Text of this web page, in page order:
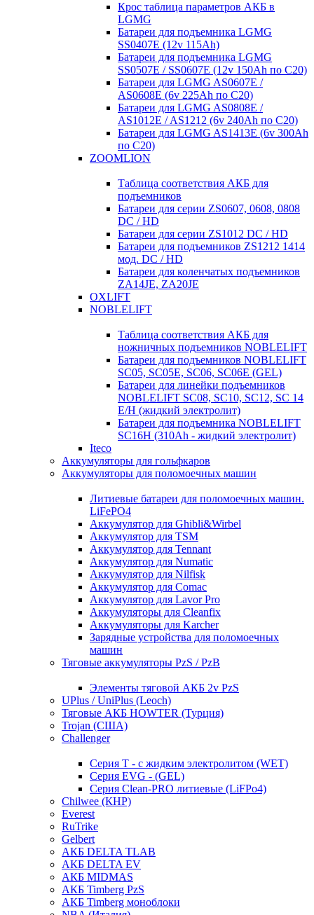
Крос таблица параметров АКБ в
LGMG
Батареи для подъемника LGMG
SS0407E (12v 115Ah)
Батареи для подъемника LGMG
SS0507E / SS0607E (12v 150Ah по С20)
Батареи для LGMG AS0607E /
AS0608E (6v 225Ah по С20)
Батареи для LGMG AS0808E /
AS1012E / AS1212 (6v 240Ah по С20)
Батареи для LGMG AS1413E (6v 300Ah
по С20)
ZOOMLION
Таблица соответствия АКБ для
подъемников
Батареи для серии ZS0607, 0608, 0808
DC / HD
Батареи для серии ZS1012 DC / HD
Батареи для подъемников ZS1212 1414
мод. DC / HD
Батареи для коленчатых подъемников
ZA14JE, ZA20JE
OXLIFT
NOBLELIFT
Таблица соответствия АКБ для
ножничных подъемников NOBLELIFT
Батареи для подъемников NOBLELIFT
SC05, SC05E, SC06, SC06E (GEL)
Батареи для линейки подъемников
NOBLELIFT SC08, SC10, SC12, SC 14
E/H (жидкий электролит)
Батареи для подъемника NOBLELIFT
SC16H (310Ah - жидкий электролит)
Iteco
Аккумуляторы для гольфкаров
Аккумуляторы для поломоечных машин
Литиевые батареи для поломоечных машин.
LiFePO4
Аккумулятор для Ghibli&Wirbel
Аккумулятор для TSM
Аккумулятор для Tennant
Аккумулятор для Numatic
Аккумулятор для Nilfisk
Аккумулятор для Comac
Аккумулятор для Lavor Pro
Аккумуляторы для Cleanfix
Аккумуляторы для Karcher
Зарядные устройства для поломоечных
машин
Тяговые аккумуляторы PzS / PzB
Элементы тяговой АКБ 2v PzS
UPlus / UniPlus (Leoch)
Тяговые АКБ HOWTER (Турция)
Trojan (США)
Challenger
Серия T - с жидким электролитом (WET)
Серия EVG - (GEL)
Серия Clean-PRO литиевые (LiFPo4)
Chilwee (КНР)
Everest
RuTrike
Gelbert
АКБ DELTA TLAB
АКБ DELTA EV
АКБ MIDMAS
АКБ Timberg PzS
АКБ Timberg моноблоки